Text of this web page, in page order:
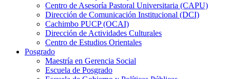
Centro de Asesoría Pastoral Universitaria (CAPU)
Dirección de Comunicación Institucional (DCI)
Cachimbo PUCP (OCAI)
Dirección de Actividades Culturales
Centro de Estudios Orientales
Posgrado
Maestría en Gerencia Social
Escuela de Posgrado